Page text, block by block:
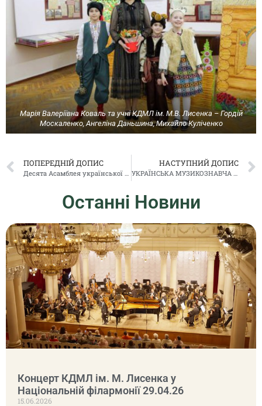
Марія Валеріївна Коваль та учні КДМЛ ім. М.В. Лисенка – Гордій
Москаленко, Ангеліна Даньшина, Михайло Куліченко
ПОПЕРЕДНІЙ ДОПИС НАСТУПНИЙ ДОПИС
Останні Новини
Концерт КДМЛ ім. М. Лисенка у
Національній філармонії 29.04.26
15.06.2026